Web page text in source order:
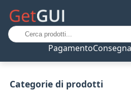
PagamentoConsegna
Categorie di prodotti